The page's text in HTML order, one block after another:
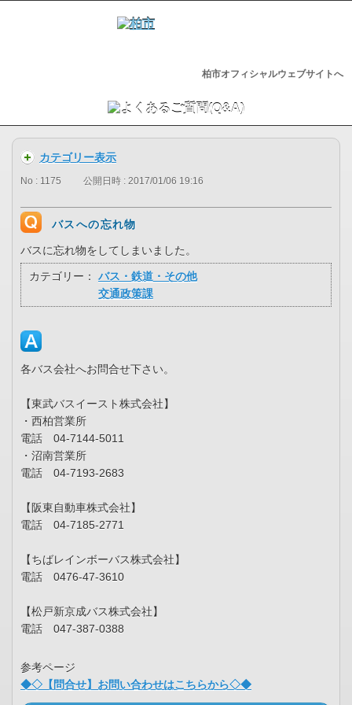
柏市オフィシャルウェブサイトへ
カテゴリー表示
No : 1175 公開日時 : 2017/01/06 19:16
バスへの忘れ物
バスに忘れ物をしてしまいました。
カテゴリー：
バス・鉄道・その他
交通政策課
各バス会社へお問合せ下さい。
【東武バスイースト株式会社】
・西柏営業所
電話 04-7144-5011
・沼南営業所
電話 04-7193-2683
【阪東自動車株式会社】
電話 04-7185-2771
【ちばレインボーバス株式会社】
電話 0476-47-3610
【松戸新京成バス株式会社】
電話 047-387-0388
参考ページ
◆◇【問合せ】お問い合わせはこちらから◇◆